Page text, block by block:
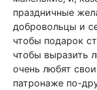
праздничные
добровольцы и
чтобы подарок
чтобы выразить
очень любят
патронаже по-